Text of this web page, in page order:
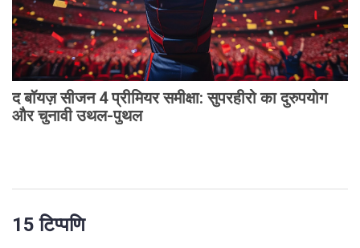
द बॉयज़ सीजन 4 प्रीमियर समीक्षा: सुपरहीरो का दुरुपयोग
और चुनावी उथल-पुथल
15 टिप्पणि